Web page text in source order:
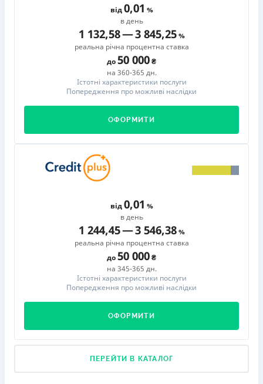
від0,01
в день
1 132,58—3 845,25
реальна річна процентна ставка
до50 000
на 360-365 дн.
Істотні характеристики послуги
Попередження про можливі наслідки
ОФОРМИТИ
від0,01
в день
1 244,45—3 546,38
реальна річна процентна ставка
до50 000
на 345-365 дн.
Істотні характеристики послуги
Попередження про можливі наслідки
ОФОРМИТИ
ПЕРЕЙТИ В КАТАЛОГ